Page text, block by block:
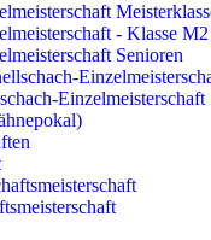
- Klasse M2
Senioren
Einzelmeisterschaft